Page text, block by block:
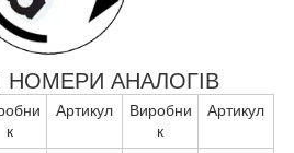
НОМЕРИ АНАЛОГІВ
к
Артикул
Виробни
к
Артикул